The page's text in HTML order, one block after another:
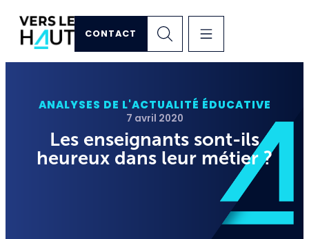
CONTACT
ANALYSES DE L'ACTUALITÉ ÉDUCATIVE
7 avril 2020
Les enseignants sont-ils
heureux dans leur métier ?